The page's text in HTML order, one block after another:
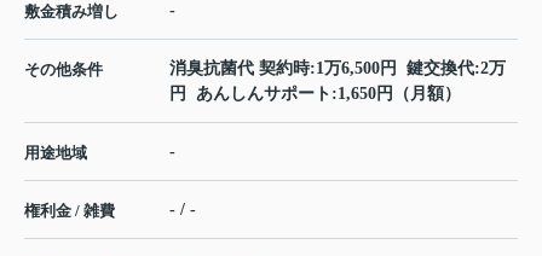
敷金積み増し -
その他条件
消臭抗菌代 契約時:1万6,500円 鍵交換代:2万
円 あんしんサポート:1,650円（月額）
用途地域 -
権利金 / 雑費 - / -